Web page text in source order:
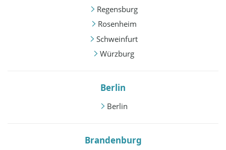
Regensburg
Rosenheim
Schweinfurt
Würzburg
Berlin
Berlin
Brandenburg